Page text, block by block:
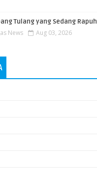
Tulang yang Sedang Rapuh
News Aug 03, 2026